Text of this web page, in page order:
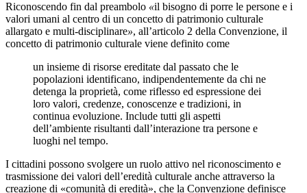
Riconoscendo fin dal preambolo «il bisogno di porre le persone e i
valori umani al centro di un concetto di patrimonio culturale
allargato e multi-disciplinare», all’articolo 2 della Convenzione, il
concetto di patrimonio culturale viene definito come
un insieme di risorse ereditate dal passato che le
popolazioni identificano, indipendentemente da chi ne
detenga la proprietà, come riflesso ed espressione dei
loro valori, credenze, conoscenze e tradizioni, in
continua evoluzione. Include tutti gli aspetti
dell’ambiente risultanti dall’interazione tra persone e
luoghi nel tempo.
I cittadini possono svolgere un ruolo attivo nel riconoscimento e
trasmissione dei valori dell’eredità culturale anche attraverso la
creazione di «comunità di eredità», che la Convenzione definisce